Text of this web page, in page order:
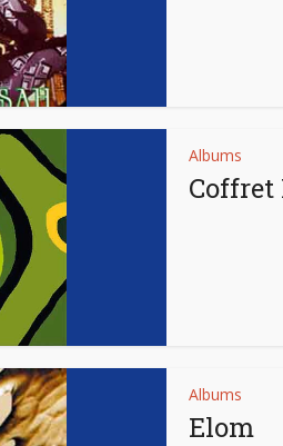
Albums
Coffret
Albums
Elom